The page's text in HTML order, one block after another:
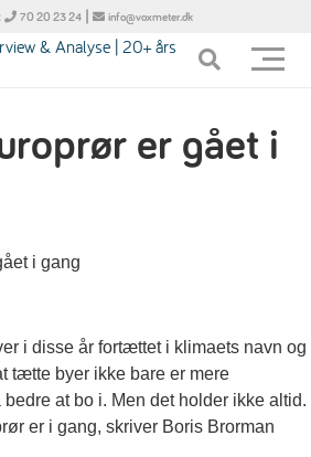
70 20 23 24 | info@voxmeter.dk
er gået i
i disse år fortættet i klimaets navn og
tætte byer ikke bare er mere
at bo i. Men det holder ikke altid.
er i gang, skriver Boris Brorman